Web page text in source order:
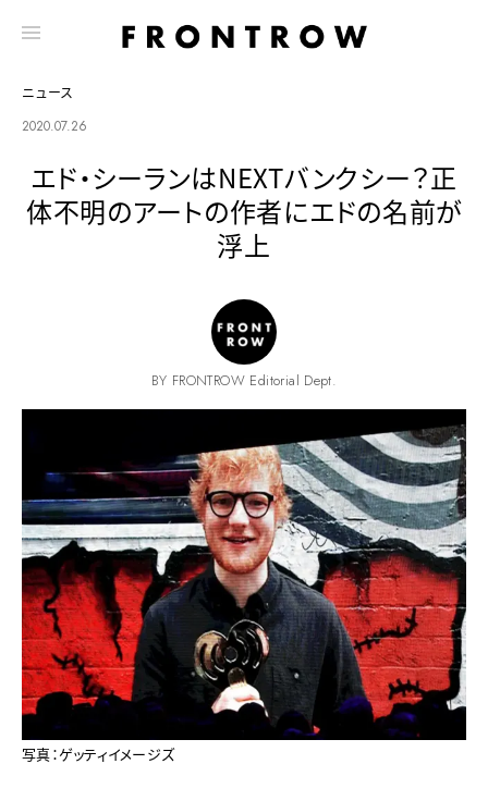
ニュース
2020.07.26
エド・シーランはNEXTバンクシー？正
体不明のアートの作者にエドの名前が
浮上
BY FRONTROW Editorial Dept.
写真：ゲッティイメージズ